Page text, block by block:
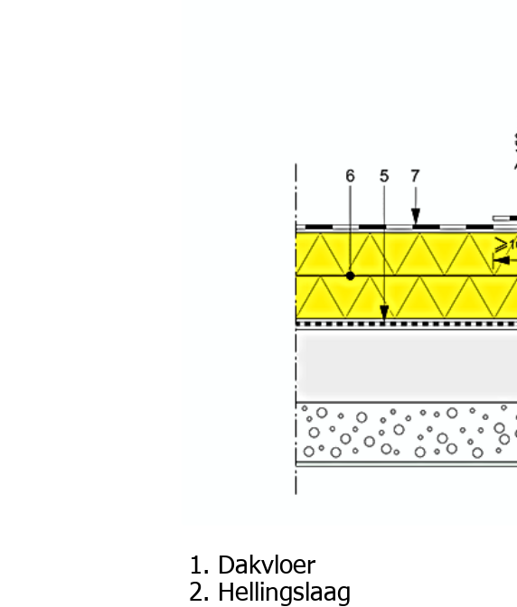
1. Dakvloer
2. Hellingslaag